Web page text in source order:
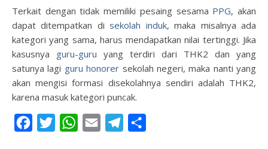
Terkait dengan tidak memiliki pesaing sesama PPG, akan
dapat ditempatkan disekolah induk, maka misalnya ada
kategori yang sama, harus mendapatkan nilai tertinggi. Jika
kasusnya guru-guru yang terdiri dari THK2 dan yang
satunya lagi guru honorer sekolah negeri, maka nanti yang
akan mengisi formasi disekolahnya sendiri adalah THK2,
karena masuk kategori puncak.
FacebookTwitterWhatsApp
Email Telegram